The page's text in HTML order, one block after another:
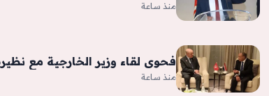
منذ ساعة
فحوى لقاء وزير الخارجية مع
منذ ساعة